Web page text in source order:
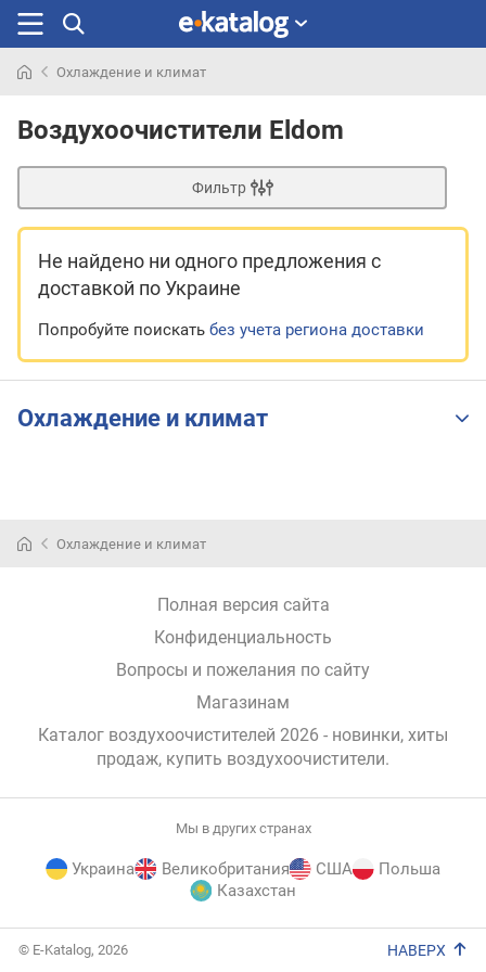
раньше
Охлаждение и климат
Воздухоочистители Eldom
Фильтр
Не найдено ни одного предложения с
доставкой по Украине
Попробуйте поискать без учета региона доставки
Охлаждение и климат
Охлаждение и климат
Полная версия сайта
Конфиденциальность
Вопросы и пожелания по сайту
Магазинам
Каталог воздухоочистителей 2026 - новинки, хиты
продаж, купить воздухоочистители.
Мы в других странах
Украина Великобритания США
Польша
Казахстан
© E-Katalog, 2026 НАВЕРХ